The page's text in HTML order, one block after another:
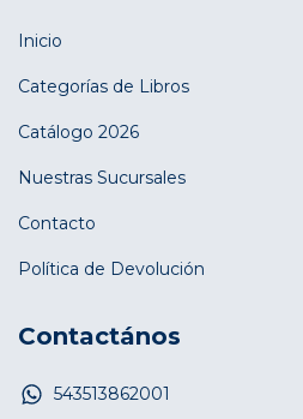
Inicio
Categorías de Libros
Catálogo 2026
Nuestras Sucursales
Contacto
Política de Devolución
Contactános
543513862001